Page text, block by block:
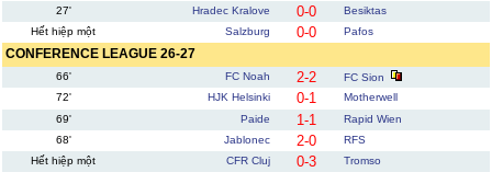
27'
Hradec Kralove 0-0
Besiktas
Hết hiệp một
Salzburg 0-0 Pafos
CONFERENCE LEAGUE 26-27
66' FC Noah 2-2
FC Sion
72'
HJK Helsinki 0-1
Motherwell
69'
Paide 1-1
Rapid Wien
68'
Jablonec 2-0
RFS
Hết hiệp một
CFR Cluj 0-3
Tromso